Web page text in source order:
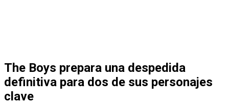
The Boys prepara una despedida
definitiva para dos de sus personajes
clave